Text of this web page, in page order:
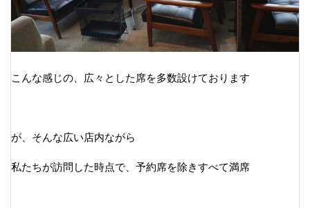
こんな感じの、広々とした席を多数設けております
が、そんな広い店内ながら
私たちが訪問した時点で、予約席を除きすべて満席